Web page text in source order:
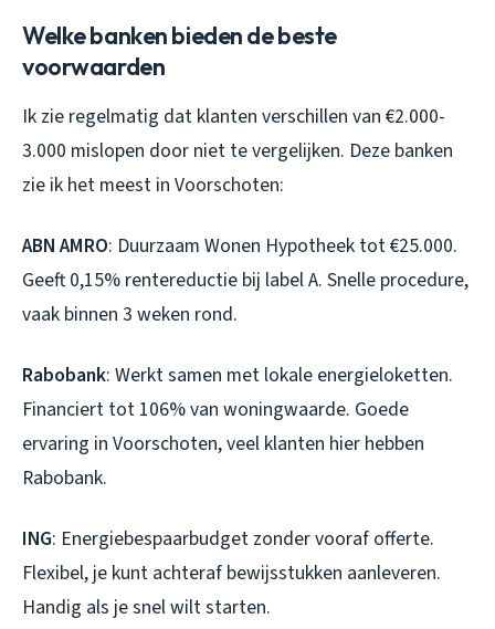
Welke banken bieden de beste
voorwaarden
Ik zie regelmatig dat klanten verschillen van €2.000-
3.000 mislopen door niet te vergelijken. Deze banken
zie ik het meest in Voorschoten:
ABN AMRO: Duurzaam Wonen Hypotheek tot €25.000.
Geeft 0,15% rentereductie bij label A. Snelle procedure,
vaak binnen 3 weken rond.
Rabobank: Werkt samen met lokale energieloketten.
Financiert tot 106% van woningwaarde. Goede
ervaring in Voorschoten, veel klanten hier hebben
Rabobank.
ING: Energiebespaarbudget zonder vooraf offerte.
Flexibel, je kunt achteraf bewijsstukken aanleveren.
Handig als je snel wilt starten.